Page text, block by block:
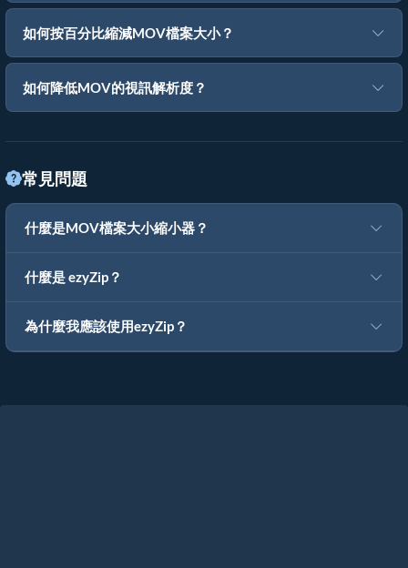
如何按百分比縮減MOV檔案大小？
如何降低MOV的視訊解析度？
常見問題
什麼是MOV檔案大小縮小器？
什麼是 ezyZip？
為什麼我應該使用ezyZip？